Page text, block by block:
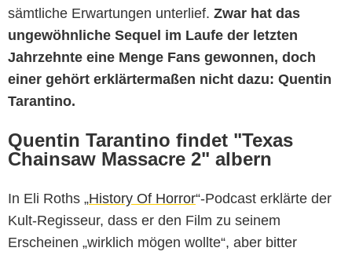
sämtliche Erwartungen unterlief. Zwar hat das
ungewöhnliche Sequel im Laufe der letzten
Jahrzehnte eine Menge Fans gewonnen, doch
einer gehört erklärtermaßen nicht dazu: Quentin
Tarantino.
Quentin Tarantino findet "Texas
Chainsaw Massacre 2" albern
In Eli Roths „History Of Horror“-Podcast erklärte der
Kult-Regisseur, dass er den Film zu seinem
Erscheinen „wirklich mögen wollte“, aber bitter